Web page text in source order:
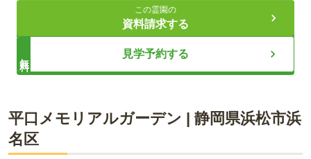
費用が明確で誠実な終活相談窓口
バリアフリーで快適な好環境と施設
文春ムックにも掲載された浜松霊苑では、将来の管理や合祀へ
この霊園の
資料請求する
見学予約する
平口メモリアルガーデン | 静岡県浜松市浜
名区